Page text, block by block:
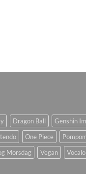
Dragon Ball Genshin
One Piece
Morsdag Vegan